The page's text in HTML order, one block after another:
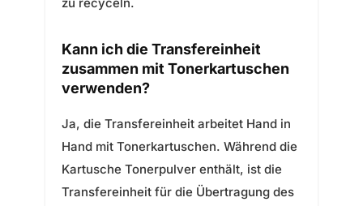
Kann ich die Transfereinheit
zusammen mit Tonerkartuschen
verwenden?
Ja, die Transfereinheit arbeitet Hand in
Hand mit Tonerkartuschen. Während die
Kartusche Tonerpulver enthält, ist die
Transfereinheit für die Übertragung des